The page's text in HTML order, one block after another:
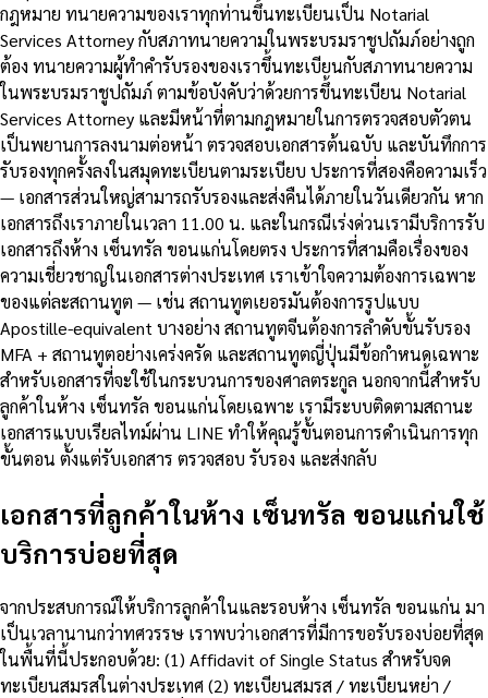
กฎหมาย ทนายความของเราทุกท่านขึ้นทะเบียนเป็น Notarial
Services Attorney กับสภาทนายความในพระบรมราชูปถัมภ์อย่างถูก
ต้อง ทนายความผู้ทำคำรับรองของเราขึ้นทะเบียนกับสภาทนายความ
ในพระบรมราชูปถัมภ์ ตามข้อบังคับว่าด้วยการขึ้นทะเบียน Notarial
Services Attorney และมีหน้าที่ตามกฎหมายในการตรวจสอบตัวตน
เป็นพยานการลงนามต่อหน้า ตรวจสอบเอกสารต้นฉบับ และบันทึกการ
รับรองทุกครั้งลงในสมุดทะเบียนตามระเบียบ ประการที่สองคือความเร็ว
— เอกสารส่วนใหญ่สามารถรับรองและส่งคืนได้ภายในวันเดียวกัน หาก
เอกสารถึงเราภายในเวลา 11.00 น. และในกรณีเร่งด่วนเรามีบริการรับ
เอกสารถึงห้าง เซ็นทรัล ขอนแก่นโดยตรง ประการที่สามคือเรื่องของ
ความเชี่ยวชาญในเอกสารต่างประเทศ เราเข้าใจความต้องการเฉพาะ
ของแต่ละสถานทูต — เช่น สถานทูตเยอรมันต้องการรูปแบบ
Apostille-equivalent บางอย่าง สถานทูตจีนต้องการลำดับขั้นรับรอง
MFA + สถานทูตอย่างเคร่งครัด และสถานทูตญี่ปุ่นมีข้อกำหนดเฉพาะ
สำหรับเอกสารที่จะใช้ในกระบวนการของศาลตระกูล นอกจากนี้สำหรับ
ลูกค้าในห้าง เซ็นทรัล ขอนแก่นโดยเฉพาะ เรามีระบบติดตามสถานะ
เอกสารแบบเรียลไทม์ผ่าน LINE ทำให้คุณรู้ขั้นตอนการดำเนินการทุก
ขั้นตอน ตั้งแต่รับเอกสาร ตรวจสอบ รับรอง และส่งกลับ
เอกสารที่ลูกค้าในห้าง เซ็นทรัล ขอนแก่นใช้
บริการบ่อยที่สุด
จากประสบการณ์ให้บริการลูกค้าในและรอบห้าง เซ็นทรัล ขอนแก่น มา
เป็นเวลานานกว่าทศวรรษ เราพบว่าเอกสารที่มีการขอรับรองบ่อยที่สุด
ในพื้นที่นี้ประกอบด้วย: (1) Affidavit of Single Status สำหรับจด
ทะเบียนสมรสในต่างประเทศ (2) ทะเบียนสมรส / ทะเบียนหย่า /